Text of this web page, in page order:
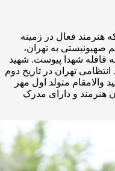
هنرمند فعال در زمینه
صهیونیستی به تهران،
قافله شهدا پیوست. شهید
تهران در تاریخ دوم
متولد اول مهر
هنرمند و دارای مدرک